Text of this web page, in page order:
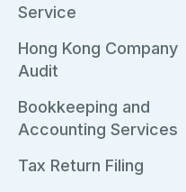
Service
Hong Kong Company
Audit
Bookkeeping and
Accounting Services
Tax Return Filing